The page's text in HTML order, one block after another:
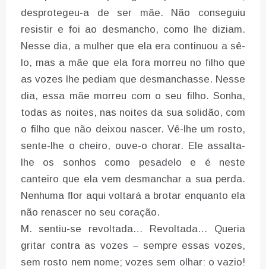
desprotegeu-a de ser mãe. Não conseguiu
resistir e foi ao desmancho, como lhe diziam.
Nesse dia, a mulher que ela era continuou a sê-
lo, mas a mãe que ela fora morreu no filho que
as vozes lhe pediam que desmanchasse. Nesse
dia, essa mãe morreu com o seu filho. Sonha,
todas as noites, nas noites da sua solidão, com
o filho que não deixou nascer. Vê-lhe um rosto,
sente-lhe o cheiro, ouve-o chorar. Ele assalta-
lhe os sonhos como pesadelo e é neste
canteiro que ela vem desmanchar a sua perda.
Nenhuma flor aqui voltará a brotar enquanto ela
não renascer no seu coração.
M. sentiu-se revoltada… Revoltada… Queria
gritar contra as vozes – sempre essas vozes,
sem rosto nem nome; vozes sem olhar: o vazio!